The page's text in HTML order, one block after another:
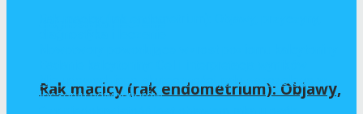
Rak macicy (rak endometrium): Objawy,
Nie udowodniono skuteczności jadu pszczelego w
leczeniu nowotworów